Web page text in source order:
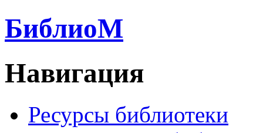
БиблиоМ
Навигация
Ресурсы библиотеки